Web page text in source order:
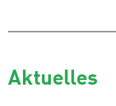
Aktuelles